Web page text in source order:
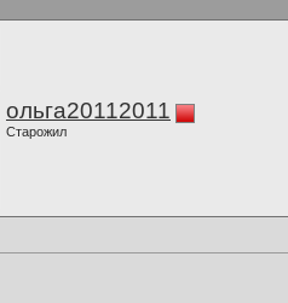
ольга20112011
Старожил